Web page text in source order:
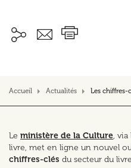
Accueil Actualités Les chiffres-
Le ministère de la Culture,
livre, met en ligne un nouvel
chiffres-clés du secteur du